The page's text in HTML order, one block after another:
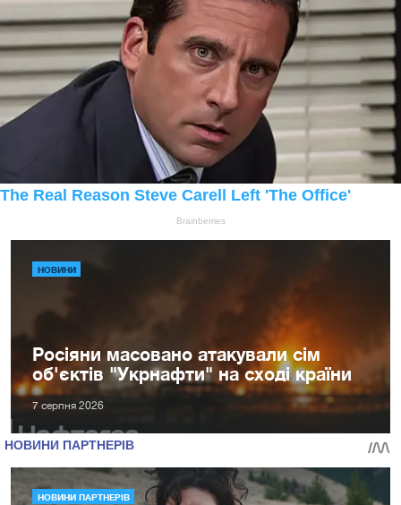
НОВИНИ
Росіяни масовано атакували сім
об'єктів "Укрнафти" на сході країни
7 серпня 2026